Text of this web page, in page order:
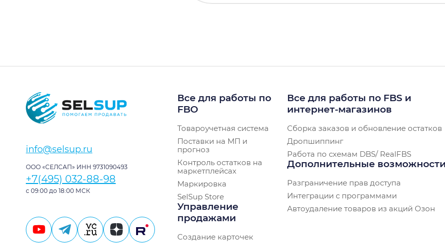
info@selsup.ru
ООО «СЕЛСАП» ИНН 9731090493
+7(495) 032-88-98
с 09:00 до 18:00 МСК
Все для работы по
FBO
Товароучетная система
Поставки на МП и
прогноз
Контроль остатков на
маркетплейсах
Маркировка
SelSup Store
Управление
продажами
Создание карточек
Все для работы по FBS и
интернет-магазинов
Сборка заказов и обновление остатков
Дропшиппинг
Работа по схемам DBS/ RealFBS
Дополнительные
Разграничение прав доступа
Интеграции с программами
Автоудаление товаров из акций Озон